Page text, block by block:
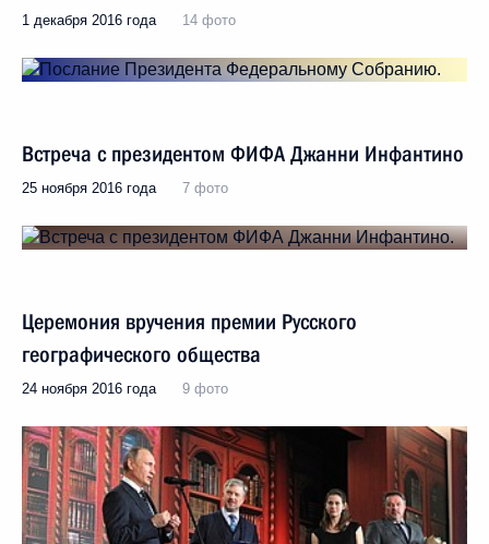
1 декабря 2016 года 14 фото
Встреча с президентом ФИФА Джанни Инфантино
25 ноября 2016 года 7 фото
Церемония вручения премии Русского
географического общества
24 ноября 2016 года 9 фото